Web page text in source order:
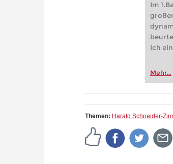
Im
ich
Mehr...
Themen: Harald Schneider-